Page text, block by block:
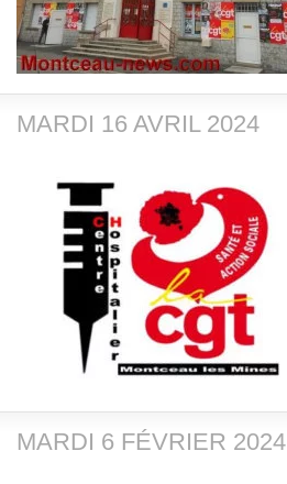
MARDI 16 AVRIL 2024
MARDI 6 FÉVRIER 2024